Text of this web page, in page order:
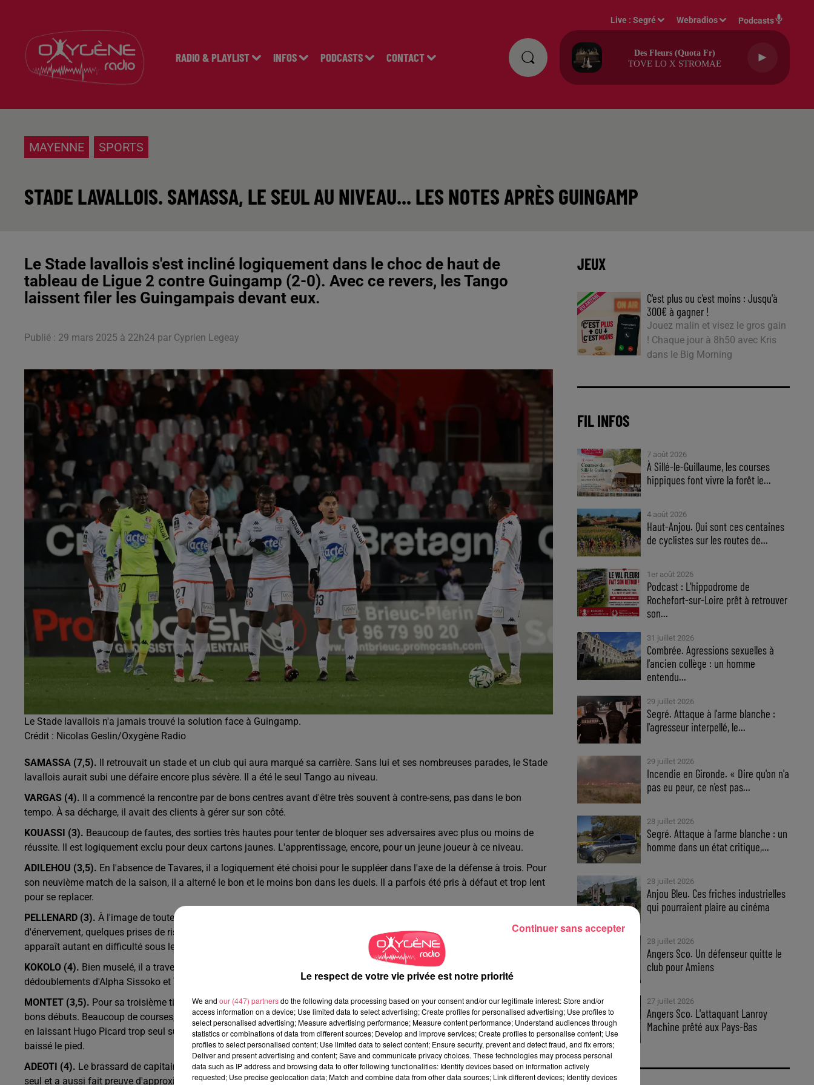
RADIO & PLAYLIST INFOS PODCASTS CONTACT
Live :Segré Webradios Podcasts
Des Fleurs (quota Fr)
TOVE LO X STROMAE
MAYENNE SPORTS
STADE LAVALLOIS. SAMASSA, LE SEUL AU NIVEAU... LES NOTES APRÈS GUINGAMP
Le Stade lavallois s'est incliné logiquement dans le choc de haut de
tableau de Ligue 2 contre Guingamp (2-0). Avec ce revers, les Tango
laissent filer les Guingampais devant eux.
Publié : 29 mars 2025 à 22h24 par Cyprien Legeay
Le Stade lavallois n'a jamais trouvé la solution face à Guingamp.
Crédit : Nicolas Geslin/Oxygène Radio
SAMASSA (7,5). Il retrouvait un stade et un club qui aura marqué sa carrière. Sans lui et ses nombreuses parades, le Stade
lavallois aurait subi une défaire encore plus sévère. Il a été le seul Tango au niveau.
VARGAS (4). Il a commencé la rencontre par de bons centres avant d'être très souvent à contre-sens, pas dans le bon
tempo. À sa décharge, il avait des clients à gérer sur son côté.
KOUASSI (3). Beaucoup de fautes, des sorties très hautes pour tenter de bloquer ses adversaires avec plus ou moins de
réussite. Il est logiquement exclu pour deux cartons jaunes. L'apprentissage, encore, pour un jeune joueur à ce niveau.
ADILEHOU (3,5). En l'absence de Tavares, il a logiquement été choisi pour le suppléer dans l'axe de la défense à trois. Pour
son neuvième match de la saison, il a alterné le bon et le moins bon dans les duels. Il a parfois été pris à défaut et trop lent
pour se replacer.
PELLENARD (3). À l'image de toute l'équipe, il était perdu tactiquement par ce qu'on proposé les Guingampais. Des gestes
d'énervement, quelques prises de risques inconsidérés et des actions défensives approximatifs. C'est la première fois qu'il
apparaît autant en difficulté sous le maillot lavallois. Remplacé par
(82') pour sa première en pro.
KOKOLO (4). Bien muselé, il a traversé la rencontre comme un fantôme offensivement. Il a souffert devant les
dédoublements d'Alpha Sissoko et Théo Le Bris ainsi que les dézonages d'Amine Hemia.
MONTET (3,5). Pour sa troisième titularisation en Ligue 2, il a montré une friabilité presque logique et attendue après de très
bons débuts. Beaucoup de courses, mais parfois dans le vide face à un système breton très mouvant. Aspiré par le ballon
en laissant Hugo Picard trop seul sur le deuxième but. Il a été un poil mieux dans le deuxième acte quand Guingamp a
baissé le pied.
ADEOTI (4). Le brassard de capitaine autour du bras, le milieu de terrain a bataillé. Mais dans cette bataille, il a souvent été
seul et a aussi fait preuve d'approximations dans son jeu. Il pense avoir le temps d'intervenir sur Amine Hemia et offre un
JEUX
C'est plus ou c'est moins : Jusqu'à
300€ à gagner !
Jouez malin et visez le gros gain
! Chaque jour à 8h50 avec Kris
dans le Big Morning
FIL INFOS
7 août 2026
À Sillé-le-Guillaume, les courses
hippiques font vivre la forêt le...
4 août 2026
Haut-Anjou. Qui sont ces centaines
de cyclistes sur les routes de...
1er août 2026
Podcast : L’hippodrome de
Rochefort-sur-Loire prêt à retrouver
son...
31 juillet 2026
Combrée. Agressions sexuelles à
l'ancien collège : un homme
entendu...
29 juillet 2026
Segré. Attaque à l'arme blanche :
l'agresseur interpellé, le...
29 juillet 2026
Incendie en Gironde. « Dire qu'on n'a
pas eu peur, ce n'est pas...
28 juillet 2026
Segré. Attaque à l'arme blanche : un
homme dans un état critique,...
28 juillet 2026
Anjou Bleu. Ces friches industrielles
qui pourraient plaire au cinéma
28 juillet 2026
Angers Sco. Un défenseur quitte le
club pour Amiens
27 juillet 2026
Angers Sco. L'attaquant Lanroy
Machine prêté aux Pays-Bas
Le respect de votre vie privée est notre priorité
We and our (447) partnersdo the following data processing based on your consent and/or our legitimate interest: Store and/or
access information on a device; Use limited data to select advertising; Create profiles for personalised advertising; Use profiles to
select personalised advertising; Measure advertising performance; Measure content performance; Understand audiences through
statistics or combinations of data from different sources; Develop and improve services; Create profiles to personalise content; Use
profiles to select personalised content; Use limited data to select content; Ensure security, prevent and detect fraud, and fix errors;
Deliver and present advertising and content; Save and communicate privacy choices. These technologies may process personal
data such as IP address and browsing data to offer following functionalities: Identify devices based on information actively
requested; Use precise geolocation data; Match and combine data from other data sources; Link different devices; Identify devices
Continuer sans accepter